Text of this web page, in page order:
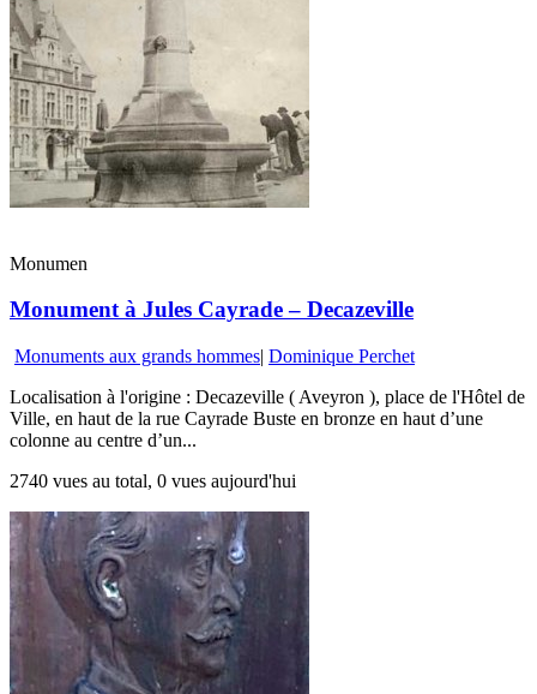
Monumen
Monument à Jules Cayrade – Decazeville
Monuments aux grands hommes| Dominique Perchet
Localisation à l'origine : Decazeville ( Aveyron ), place de l'Hôtel de
Ville, en haut de la rue Cayrade Buste en bronze en haut d’une
colonne au centre d’un...
2740 vues au total, 0 vues aujourd'hui